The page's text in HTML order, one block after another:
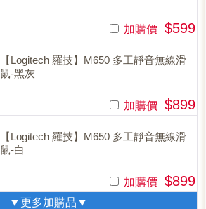
加購價 $599
【Logitech 羅技】M650 多工靜音無線滑
鼠-黑灰
加購價 $899
【Logitech 羅技】M650 多工靜音無線滑
鼠-白
加購價 $899
▼更多加購品▼